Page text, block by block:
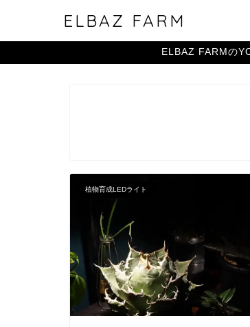
ELBAZ FARM
ELBAZ FARMの
植物育成LEDライト